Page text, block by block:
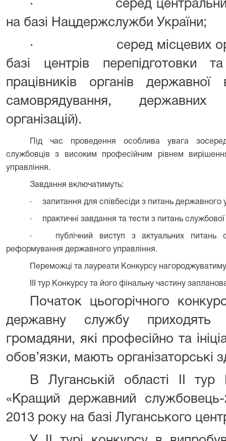
·
серед
на базі Нацдержслужби України;
·
серед місцевих
базі центрів перепідготовки
працівників органів державної
самоврядування, державних
організацій).
Під час проведення особлива увага
службовців з високим професійним рівнем
управління.
Завдання включатимуть:
· запитання для співбесіди з питань
· практичні завдання та тести з питань
·
публічний виступ з актуальних питань
реформування державного управління.
Переможці та лауреати Конкурсу
ІІІ тур Конкурсу та його фінальну частину
Початок цьогорічного
державну службу приходять
громадяни, які професійно та
обов’язки, мають організаторські
В Луганській області ІІ тур
«Кращий державний службовець-
2013 року на базі Луганського